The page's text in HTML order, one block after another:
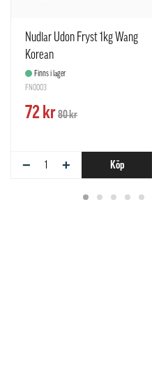
Nudlar Udon Fryst 1kg Wang
Korean
Finns i lager
FN0003
72 kr80 kr
− + Köp